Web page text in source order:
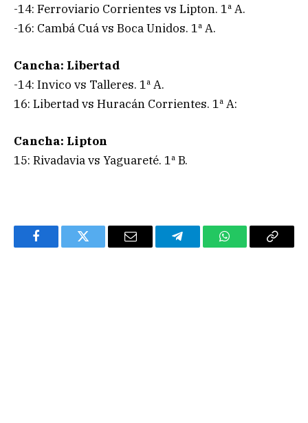
-14: Ferroviario Corrientes vs Lipton. 1ª A.
-16: Cambá Cuá vs Boca Unidos. 1ª A.
Cancha: Libertad
-14: Invico vs Talleres. 1ª A.
16: Libertad vs Huracán Corrientes. 1ª A:
Cancha: Lipton
15: Rivadavia vs Yaguareté. 1ª B.
FacebookTwitter Email TelegramWhatsAppCopy